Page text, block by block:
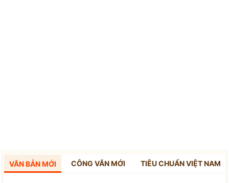
VĂN BẢN MỚI CÔNG VĂN MỚI TIÊU CHUẨN VIỆT NAM